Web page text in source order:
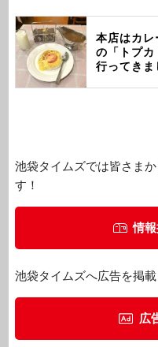
本店はカレ
の「トプカ
行ってきま
池袋タイムズでは皆さま
す！
情
池袋タイムズへ広告を掲載
広